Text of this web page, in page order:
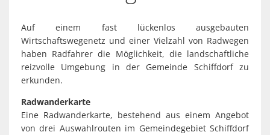
Kindertagesstätten
Meldeamt
Wildschäden
Wirtschaft
Auf einem fast lückenlos ausgebauten
Wirtschaftswegenetz und einer Vielzahl von Radwegen
haben Radfahrer die Möglichkeit, die landschaftliche
reizvolle Umgebung in der Gemeinde Schiffdorf zu
erkunden.
Radwanderkarte
Eine Radwanderkarte, bestehend aus einem Angebot
von drei Auswahlrouten im Gemeindegebiet Schiffdorf